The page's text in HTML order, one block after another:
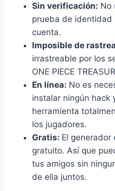
Sin verificación: No
prueba de identidad
cuenta.
Imposible de
irrastreable por los
ONE PIECE
En línea: No es
instalar ningún hack
herramienta
los jugadores.
Gratis: El generador
gratuito. Así que
tus amigos sin
de ella juntos.